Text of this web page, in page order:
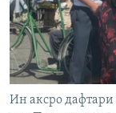
Ин аксро